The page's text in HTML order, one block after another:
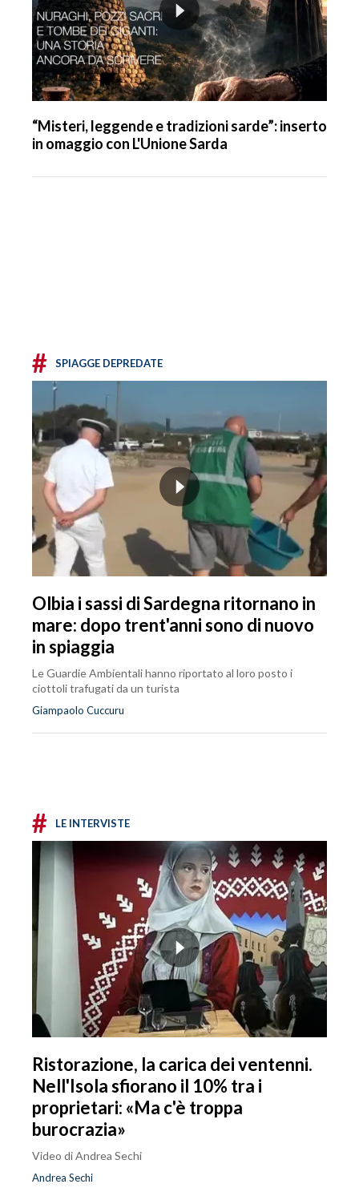
“Misteri, leggende e tradizioni sarde”: inserto
in omaggio con L'Unione Sarda
# SPIAGGE DEPREDATE
Olbia i sassi di Sardegna ritornano in
mare: dopo trent'anni sono di nuovo
in spiaggia
Le Guardie Ambientali hanno riportato al loro posto i
ciottoli trafugati da un turista
Giampaolo Cuccuru
# LE INTERVISTE
Ristorazione, la carica dei ventenni.
Nell'Isola sfiorano il 10% tra i
proprietari: «Ma c'è troppa
burocrazia»
Video di Andrea Sechi
Andrea Sechi